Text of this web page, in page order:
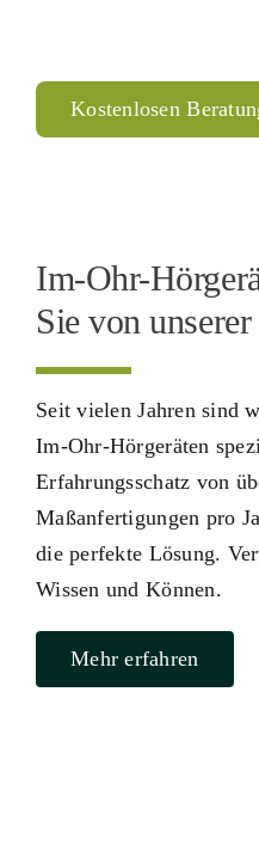
Kostenlosen
Im-Ohr-
Sie von
Seit vielen Jahren sind
Im-Ohr-Hörgeräten
Erfahrungsschatz von
Maßanfertigungen pro
die perfekte Lösung.
Wissen und Können.
Mehr erfahren